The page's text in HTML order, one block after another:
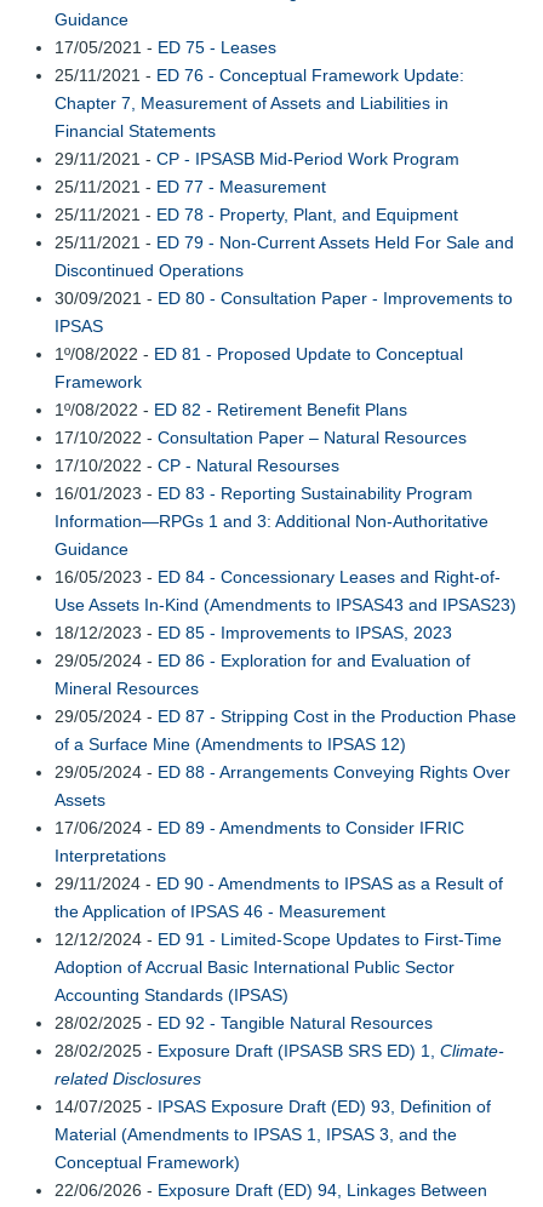
Guidance
17/05/2021 - ED 75 - Leases
25/11/2021 - ED 76 - Conceptual Framework Update:
Chapter 7, Measurement of Assets and Liabilities in
Financial Statements
29/11/2021 - CP - IPSASB Mid-Period Work Program
25/11/2021 - ED 77 - Measurement
25/11/2021 - ED 78 - Property, Plant, and Equipment
25/11/2021 - ED 79 - Non-Current Assets Held For Sale and
Discontinued Operations
30/09/2021 - ED 80 - Consultation Paper - Improvements to
IPSAS
1º/08/2022 - ED 81 - Proposed Update to Conceptual
Framework
1º/08/2022 - ED 82 - Retirement Benefit Plans
17/10/2022 - Consultation Paper – Natural Resources
17/10/2022 - CP - Natural Resourses
16/01/2023 - ED 83 - Reporting Sustainability Program
Information—RPGs 1 and 3: Additional Non-Authoritative
Guidance
16/05/2023 - ED 84 - Concessionary Leases and Right-of-
Use Assets In-Kind (Amendments to IPSAS43 and IPSAS23)
18/12/2023 - ED 85 - Improvements to IPSAS, 2023
29/05/2024 - ED 86 - Exploration for and Evaluation of
Mineral Resources
29/05/2024 - ED 87 - Stripping Cost in the Production Phase
of a Surface Mine (Amendments to IPSAS 12)
29/05/2024 - ED 88 - Arrangements Conveying Rights Over
Assets
17/06/2024 - ED 89 - Amendments to Consider IFRIC
Interpretations
29/11/2024 - ED 90 - Amendments to IPSAS as a Result of
the Application of IPSAS 46 - Measurement
12/12/2024 - ED 91 - Limited-Scope Updates to First-Time
Adoption of Accrual Basic International Public Sector
Accounting Standards (IPSAS)
28/02/2025 - ED 92 - Tangible Natural Resources
28/02/2025 - Exposure Draft (IPSASB SRS ED) 1, Climate-
related Disclosures
14/07/2025 - IPSAS Exposure Draft (ED) 93, Definition of
Material (Amendments to IPSAS 1, IPSAS 3, and the
Conceptual Framework)
22/06/2026 - Exposure Draft (ED) 94, Linkages Between